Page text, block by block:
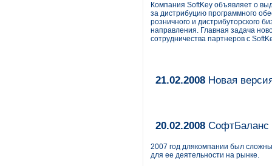
Компания SoftKey объявляет о
за дистрибуцию программного
розничного и дистрибуторского
направления. Главная задача
сотрудничества партнеров с
21.02.2008 Новая
20.02.2008 СофтБаланс
2007 год длякомпании был
для ее деятельности на рынке.